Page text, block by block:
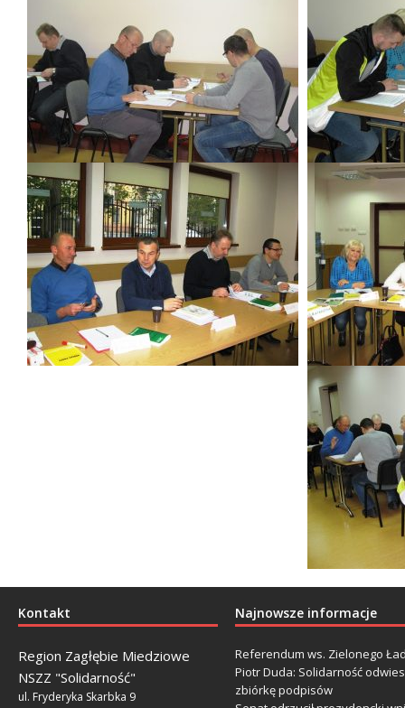
Kontakt
Region Zagłębie Miedziowe
NSZZ "Solidarność"
ul. Fryderyka Skarbka 9
Najnowsze informacje
Referendum ws. Zielonego
Piotr Duda: Solidarność
zbiórkę podpisów